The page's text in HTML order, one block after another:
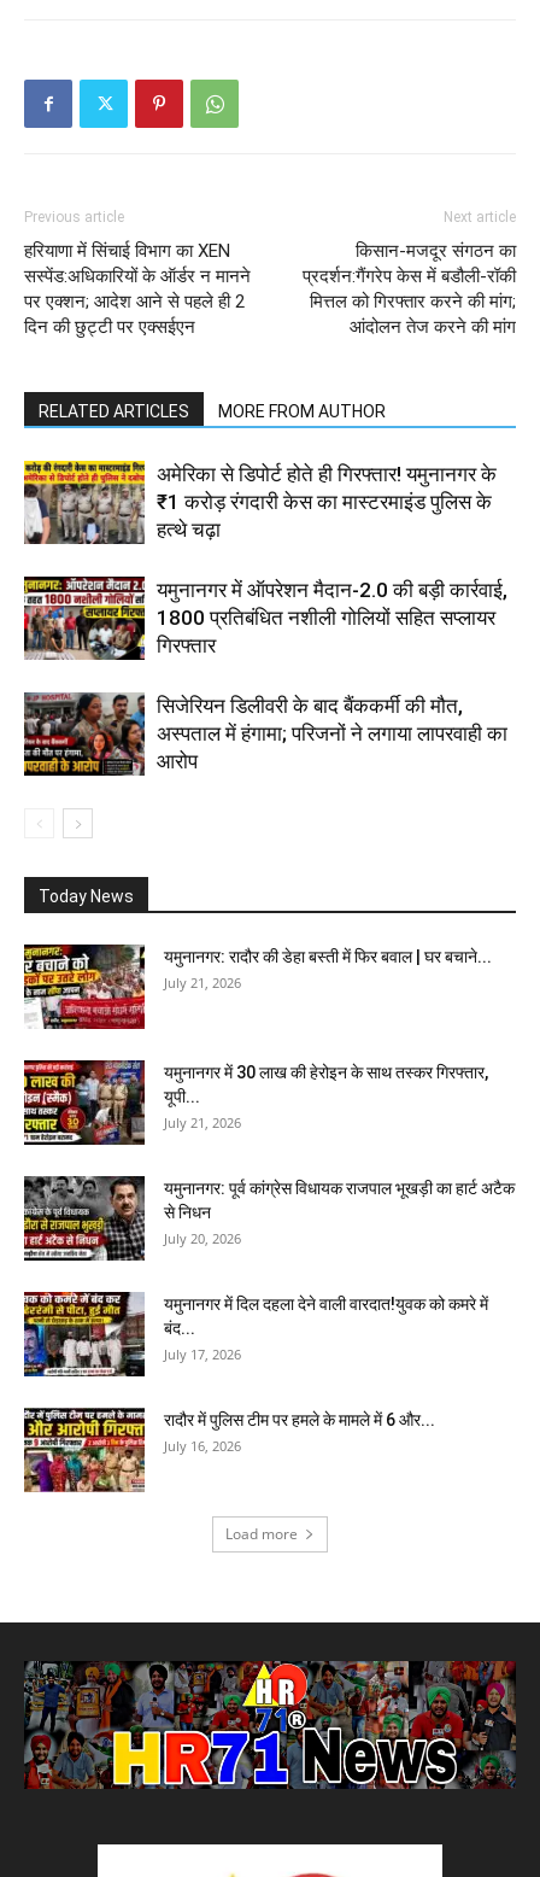
Previous article
हरियाणा में सिंचाई विभाग का XEN
सस्पेंड:अधिकारियों के ऑर्डर न मानने
पर एक्शन; आदेश आने से पहले ही 2
दिन की छुट्टी पर एक्सईएन
Next article
किसान-मजदूर संगठन का
प्रदर्शन:गैंगरेप केस में बडौली-रॉकी
मित्तल को गिरफ्तार करने की मांग;
आंदोलन तेज करने की मांग
RELATED ARTICLES MORE FROM AUTHOR
अमेरिका से डिपोर्ट होते ही गिरफ्तार! यमुनानगर के
₹1 करोड़ रंगदारी केस का मास्टरमाइंड पुलिस के
हत्थे चढ़ा
यमुनानगर में ऑपरेशन मैदान-2.0 की बड़ी कार्रवाई,
1800 प्रतिबंधित नशीली गोलियों सहित सप्लायर
गिरफ्तार
सिजेरियन डिलीवरी के बाद बैंककर्मी की मौत,
अस्पताल में हंगामा; परिजनों ने लगाया लापरवाही का
आरोप
Today News
यमुनानगर: रादौर की डेहा बस्ती में फिर बवाल | घर बचाने...
July 21, 2026
यमुनानगर में 30 लाख की हेरोइन के साथ तस्कर गिरफ्तार,
यूपी...
July 21, 2026
यमुनानगर: पूर्व कांग्रेस विधायक राजपाल भूखड़ी का हार्ट अटैक
से निधन
July 20, 2026
यमुनानगर में दिल दहला देने वाली वारदात!युवक को कमरे में
बंद...
July 17, 2026
रादौर में पुलिस टीम पर हमले के मामले में 6 और...
July 16, 2026
Load more